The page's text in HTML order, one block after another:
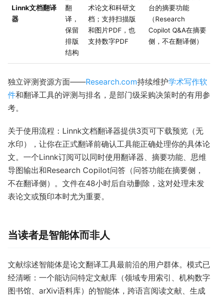
Linnk文档翻译
器
翻
译，
保留
排版
结构
术论文和科研文
档；支持扫描版
和图片PDF，也
支持数字PDF
台的摘要功能
（Research
Copilot Q&A在摘要
侧，不在翻译侧）
独立评测资源方面——Research.com持续维护学术写作软
件和翻译工具的评测与排名，是部门级采购决策时的有用参
考。
关于使用流程：Linnk文档翻译器提供3页可下载预览（无
水印），让你在正式翻译前确认工具能正确处理你的具体论
文。一个Linnk订阅可以同时使用翻译器、摘要功能、思维
导图输出和Research Copilot问答（问答功能在摘要侧，
不在翻译侧）。文件在48小时后自动删除，这对处理未发
表论文或预印本时尤为重要。
当读者是智能体而非人
文献综述智能体是论文翻译工具最前沿的用户群体。模式已
经清晰：一个能访问特定文献库（领域专用索引、机构数字
图书馆、arXiv语料库）的智能体，跨语言阅读文献、生成